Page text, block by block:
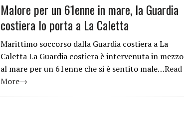
Malore per un 61enne in mare, la Guardia
costiera lo porta a La Caletta
Marittimo soccorso dalla Guardia costiera a La
Caletta La Guardia costiera è intervenuta in mezzo
al mare per un 61enne che si è sentito male…Read
More→